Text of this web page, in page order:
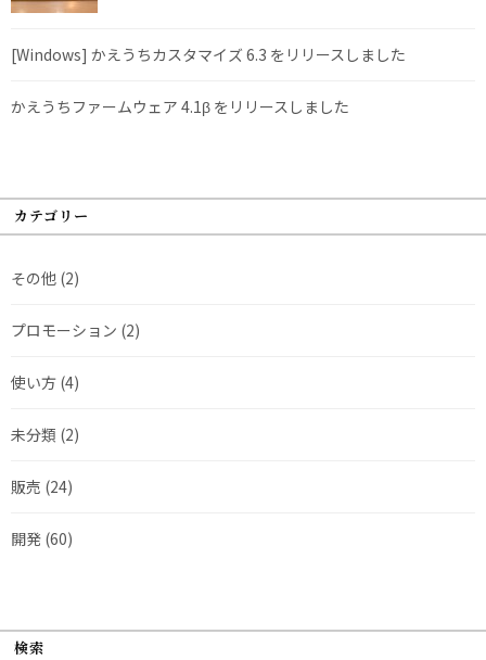
[Windows] かえうちカスタマイズ 6.3 をリリースしました
かえうちファームウェア 4.1β をリリースしました
カテゴリー
その他 (2)
プロモーション (2)
使い方 (4)
未分類 (2)
販売 (24)
開発 (60)
検索